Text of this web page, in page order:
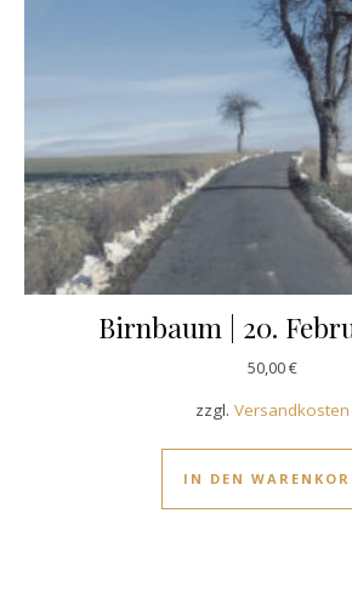
Birnbaum | 20.
50,00€
zzgl. Versandkosten
IN DEN